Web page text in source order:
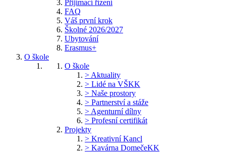
Přijímací řízení
FAQ
Váš první krok
Školné 2026/2027
Ubytování
Erasmus+
O škole
O škole
> Aktuality
> Lidé na VŠKK
> Naše prostory
> Partnerství a stáže
> Agenturní dílny
> Profesní certifikát
Projekty
> Kreativní Kancl
> Kavárna DomečeKK